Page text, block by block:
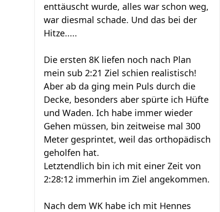
enttäuscht wurde, alles war schon weg,
war diesmal schade. Und das bei der
Hitze.....
Die ersten 8K liefen noch nach Plan
mein sub 2:21 Ziel schien realistisch!
Aber ab da ging mein Puls durch die
Decke, besonders aber spürte ich Hüfte
und Waden. Ich habe immer wieder
Gehen müssen, bin zeitweise mal 300
Meter gesprintet, weil das orthopädisch
geholfen hat.
Letztendlich bin ich mit einer Zeit von
2:28:12 immerhin im Ziel angekommen.
Nach dem WK habe ich mit Hennes